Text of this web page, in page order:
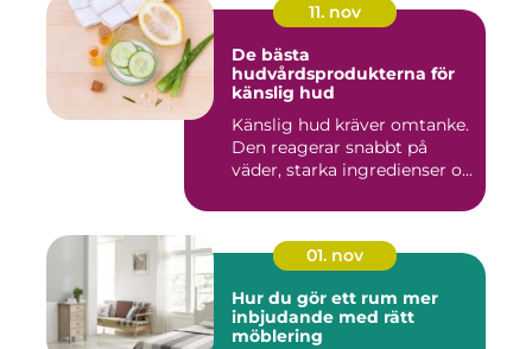
11. nov
De bästa
hudvårdsprodukterna för
känslig hud
Känslig hud kräver omtanke.
Den reagerar snabbt på
väder, starka ingredienser o...
01. nov
Hur du gör ett rum mer
inbjudande med rätt
möblering